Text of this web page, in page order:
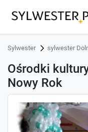
Sylwester sylwester
Ośrodki
Nowy Rok